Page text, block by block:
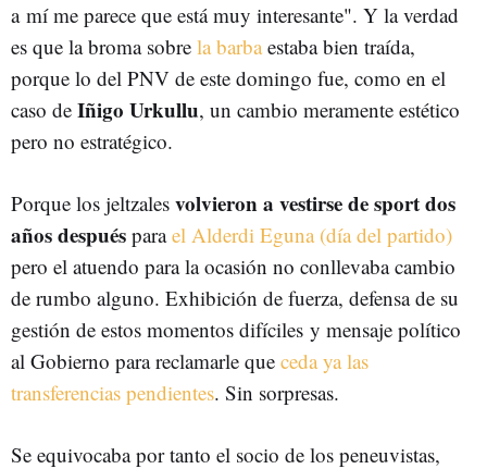
a mí me parece que está muy interesante". Y la verdad
es que la broma sobre la barbaestaba bien traída,
porque lo del PNV de este domingo fue, como en el
caso de Iñigo Urkullu, un cambio meramente estético
pero no estratégico.
Porque los jeltzales volvieron a vestirse de sport dos
años después parael Alderdi Eguna (día del partido)
pero el atuendo para la ocasión no conllevaba cambio
de rumbo alguno. Exhibición de fuerza, defensa de su
gestión de estos momentos difíciles y mensaje político
al Gobierno para reclamarle que ceda ya las
transferencias pendientes. Sin sorpresas.
Se equivocaba por tanto el socio de los peneuvistas,